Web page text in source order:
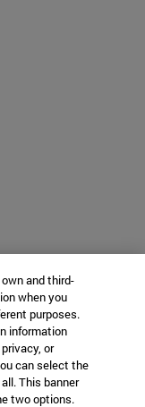
and third-
when you
purposes.
information
or
can select the
This banner
two options.